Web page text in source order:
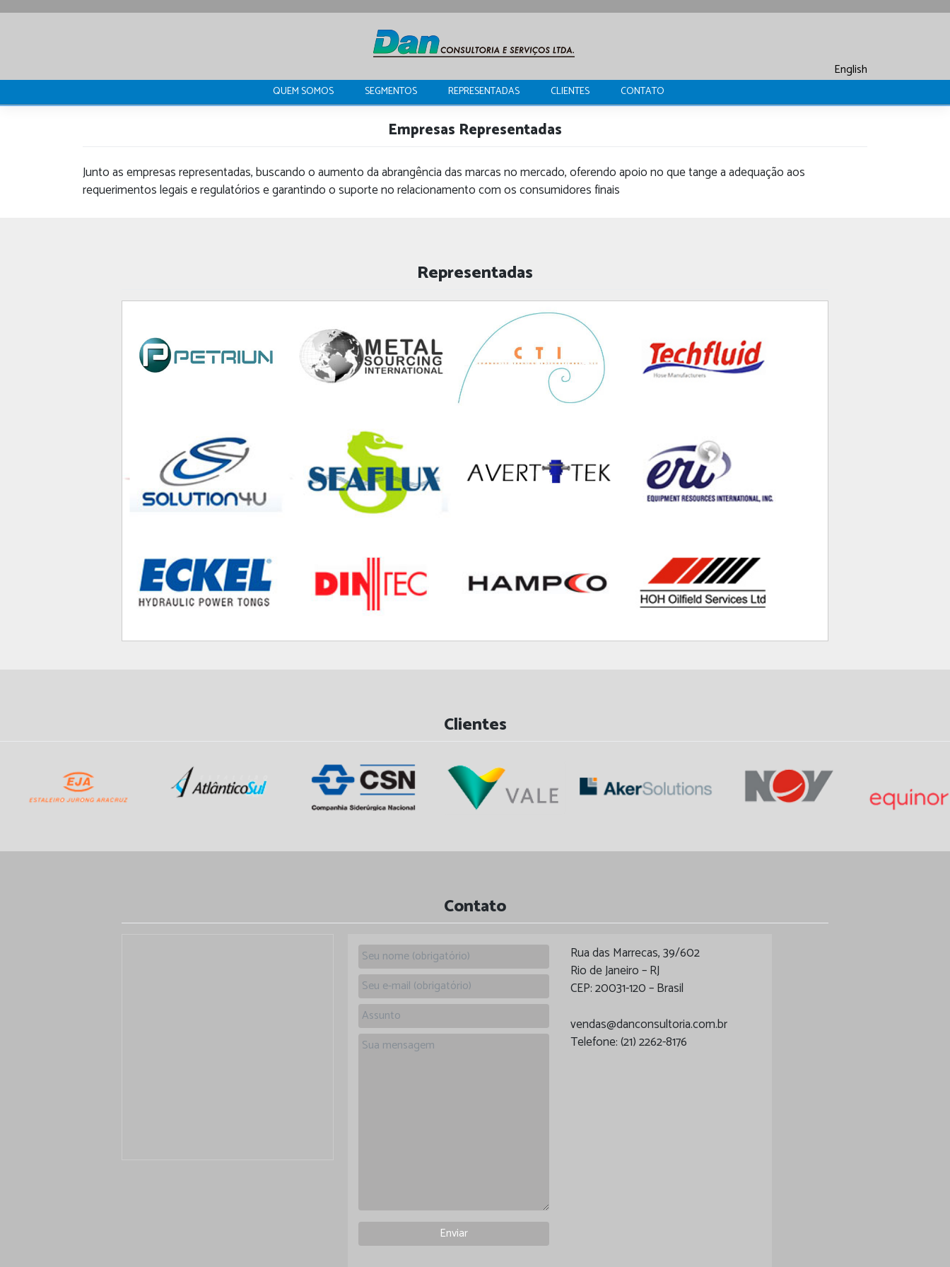
English
QUEM SOMOS SEGMENTOS REPRESENTADAS CLIENTES CONTATO
Empresas Representadas
Junto as empresas representadas, buscando o aumento da abrangência das marcas no mercado, oferendo apoio no que tange a adequação aos
requerimentos legais e regulatórios e garantindo o suporte no relacionamento com os consumidores finais
Representadas
Clientes
Contato
Rua das Marrecas, 39/602
Rio de Janeiro – RJ
CEP: 20031-120 – Brasil
vendas@danconsultoria.com.br
Telefone: (21) 2262-8176